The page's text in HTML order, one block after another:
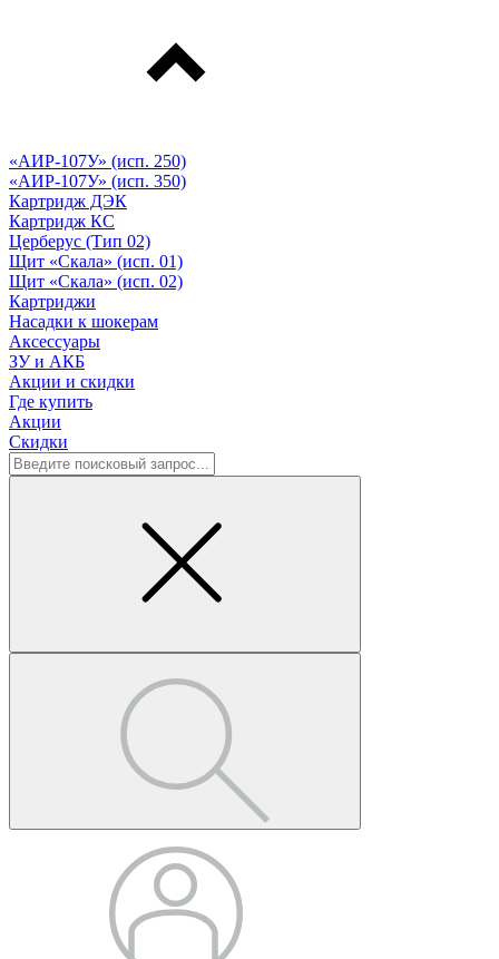
«АИР-107У» (исп. 250)
«АИР-107У» (исп. 350)
Картридж ДЭК
Картридж КС
Церберус (Тип 02)
Щит «Скала» (исп. 01)
Щит «Скала» (исп. 02)
Картриджи
Насадки к шокерам
Аксессуары
ЗУ и АКБ
Акции и скидки
Где купить
Акции
Скидки